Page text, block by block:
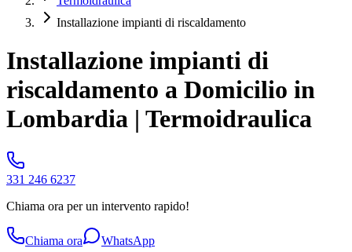
Installazione impianti di riscaldamento
Installazione impianti di
riscaldamento a Domicilio in
Lombardia | Termoidraulica
331 246 6237
Chiama ora per un intervento rapido!
Chiama ora WhatsApp